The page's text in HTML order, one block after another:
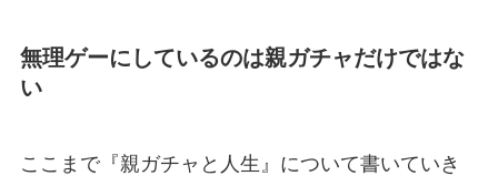
無理ゲーにしているのは親ガチャだけではな
い
ここまで『親ガチャと人生』について書いていき